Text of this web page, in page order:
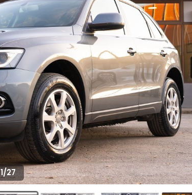
1/27